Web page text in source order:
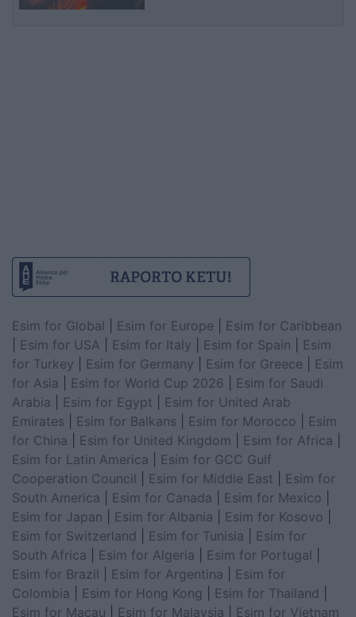
Esim for Global Esim for Europe
Esim for Caribbean
Esim for USA Esim for Italy Esim for Spain
Esim
for Turkey
Esim for Germany Esim for Greece
Esim
for Asia
Esim for World Cup 2026
Esim for Saudi
Arabia
Esim for Egypt
Esim for United Arab
Emirates
Esim for Balkans Esim for Morocco
Esim
for China
Esim for United Kingdom Esim for Africa
Esim for Latin America
Esim for GCC Gulf
Cooperation Council
Esim for Middle East
Esim for
South America
Esim for Canada Esim for Mexico
Esim for Japan
Esim for Albania Esim for Kosovo
Esim for Switzerland
Esim for Tunisia
Esim for
South Africa
Esim for Algeria Esim for Portugal
Esim for Brazil
Esim for Argentina
Esim for
Colombia
Esim for Hong Kong Esim for Thailand
Esim for Macau
Esim for Malaysia
Esim for Vietnam